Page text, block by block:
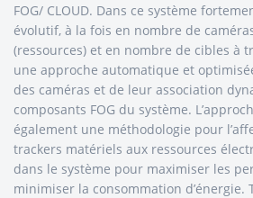
FOG/ CLOUD. Dans ce système
évolutif, à la fois en nombre de
(ressources) et en nombre de cibles à
une approche automatique et
des caméras et de leur association
composants FOG du système.
également une méthodologie pour
trackers matériels aux ressources
dans le système pour maximiser les
minimiser la consommation d’énergie.